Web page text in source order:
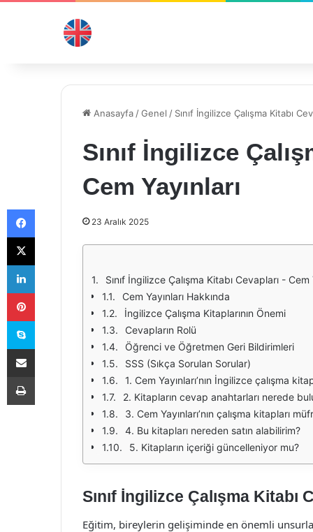
Anasayfa /Genel / Sınıf İngilizce Çalışma Kitabı
Sınıf İngilizce
Cem Yayınları
23 Aralık 2025
Sınıf İngilizce Çalışma Kitabı Cevapları - Cem
Cem Yayınları Hakkında
İngilizce Çalışma Kitaplarının Önemi
Cevapların Rolü
Öğrenci ve Öğretmen Geri Bildirimleri
SSS (Sıkça Sorulan Sorular)
1. Cem Yayınları’nın İngilizce çalışma
2. Kitapların cevap anahtarları nerede
3. Cem Yayınları’nın çalışma kitapları
4. Bu kitapları nereden satın alabilirim?
5. Kitapların içeriği güncelleniyor mu?
Sınıf İngilizce Çalışma Kitabı
Eğitim, bireylerin gelişiminde en önemli
Facebook
X
LinkedIn
Pinterest
Skype
E-Posta ile paylaş